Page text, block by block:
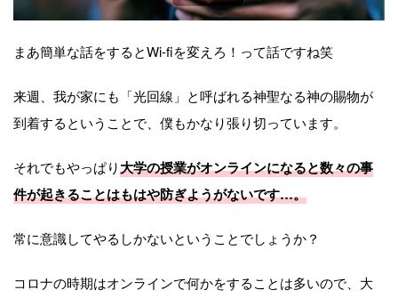
まあ簡単な話をするとWi-fiを変えろ！って話ですね笑
来週、我が家にも「光回線」と呼ばれる神聖なる神の賜物が
到着するということで、僕もかなり張り切っています。
それでもやっぱり大学の授業がオンラインになると数々の事
件が起きることはもはや防ぎようがないです…。
常に意識してやるしかないということでしょうか？
コロナの時期はオンラインで何かをすることは多いので、大